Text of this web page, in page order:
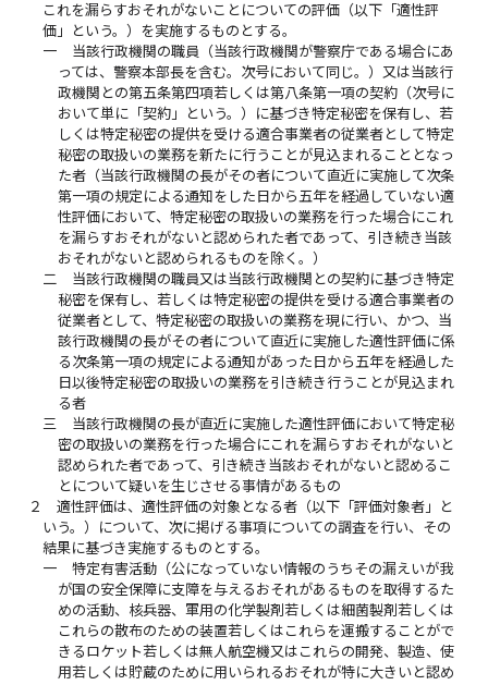
これを漏らすおそれがないことについての評価（以下「適性評
価」という。）を実施するものとする。
一
当該行政機関の職員（当該行政機関が警察庁である場合にあ
っては、警察本部長を含む。次号において同じ。）又は当該行
政機関との第五条第四項若しくは第八条第一項の契約（次号に
おいて単に「契約」という。）に基づき特定秘密を保有し、若
しくは特定秘密の提供を受ける適合事業者の従業者として特定
秘密の取扱いの業務を新たに行うことが見込まれることとなっ
た者（当該行政機関の長がその者について直近に実施して次条
第一項の規定による通知をした日から五年を経過していない適
性評価において、特定秘密の取扱いの業務を行った場合にこれ
を漏らすおそれがないと認められた者であって、引き続き当該
おそれがないと認められるものを除く。）
二
当該行政機関の職員又は当該行政機関との契約に基づき特定
秘密を保有し、若しくは特定秘密の提供を受ける適合事業者の
従業者として、特定秘密の取扱いの業務を現に行い、かつ、当
該行政機関の長がその者について直近に実施した適性評価に係
る次条第一項の規定による通知があった日から五年を経過した
日以後特定秘密の取扱いの業務を引き続き行うことが見込まれ
る者
三
当該行政機関の長が直近に実施した適性評価において特定秘
密の取扱いの業務を行った場合にこれを漏らすおそれがないと
認められた者であって、引き続き当該おそれがないと認めるこ
とについて疑いを生じさせる事情があるもの
２
適性評価は、適性評価の対象となる者（以下「評価対象者」と
いう。）について、次に掲げる事項についての調査を行い、その
結果に基づき実施するものとする。
一
特定有害活動（公になっていない情報のうちその漏えいが我
が国の安全保障に支障を与えるおそれがあるものを取得するた
めの活動、核兵器、軍用の化学製剤若しくは細菌製剤若しくは
これらの散布のための装置若しくはこれらを運搬することがで
きるロケット若しくは無人航空機又はこれらの開発、製造、使
用若しくは貯蔵のために用いられるおそれが特に大きいと認め